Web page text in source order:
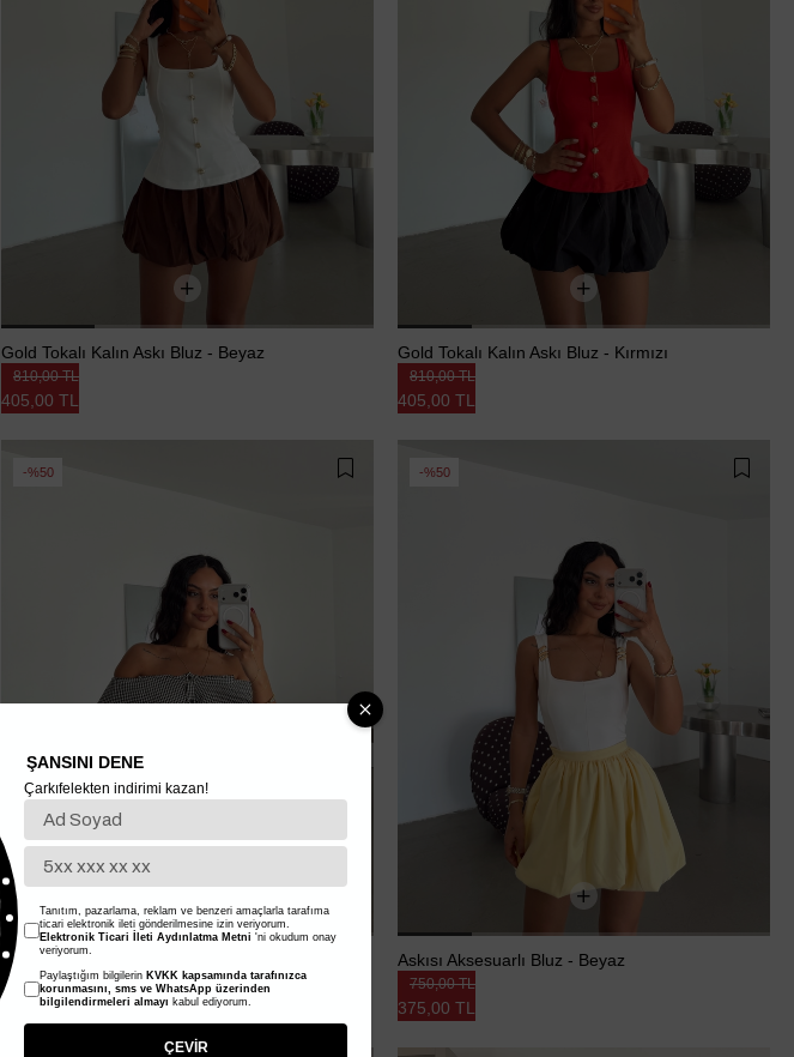
Gold Tokalı Kalın Askı Bluz - Beyaz
405,00 TL
810,00 TL
Gold Tokalı Kalın Askı Bluz - Kırmızı
405,00 TL
810,00 TL
%50
Madonna Yaka Kareli Bluz - Siyah
500,00 TL
1.000,00 TL
%50
Askısı Aksesuarlı Bluz - Beyaz
375,00 TL
750,00 TL
ŞANSINI DENE
Çarkıfelekten indirimi kazan!
Tanıtım, pazarlama, reklam ve benzeri amaçlarla tarafıma
ticari elektronik ileti gönderilmesine izin veriyorum.
Elektronik Ticari İleti Aydınlatma Metni 'ni okudum onay
veriyorum.
Paylaştığım bilgilerin KVKK kapsamında tarafınızca
korunmasını, sms ve WhatsApp üzerinden
bilgilendirmeleri almayı kabul ediyorum.
ÇEVİR